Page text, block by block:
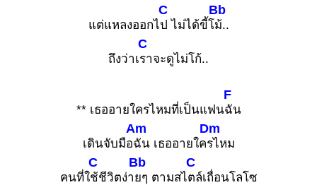
แต่แหลงออกไ
C
ป ไม่ได้ขี้โ
Bb
ม้..
ถึงว่าเ
C
ราจะดูไม่โก้..
** เธออายใครไหมที่เป็นแฟน
F
ฉัน
เดินจับมือ
Am
ฉัน เธออายใค
Dm
รไหม
คนที่ใ
C
ช้ชีวิตง่า
Bb
ยๆ ตามสไ
C
ตล์เถื่อนโลโซ